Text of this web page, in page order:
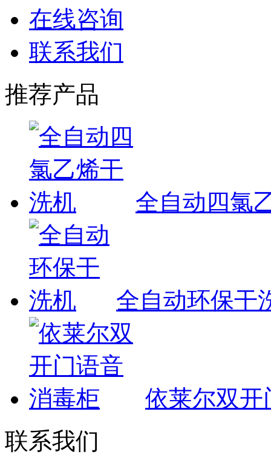
在线咨询
联系我们
推荐产品
全自动四氯
全自动环保干
依莱尔双开
联系我们